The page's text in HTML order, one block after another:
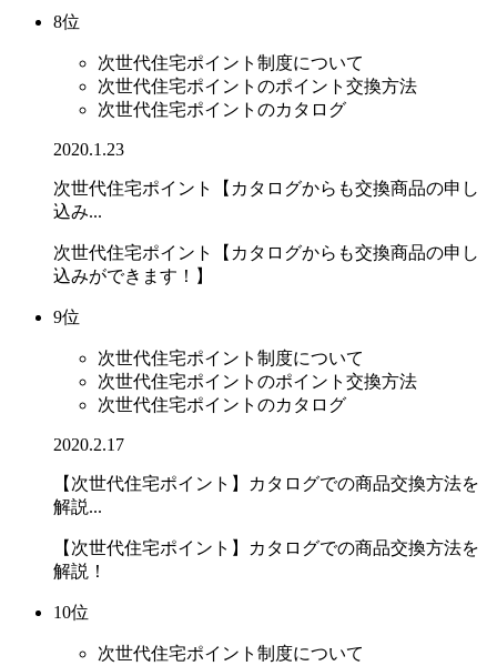
8位
次世代住宅ポイント制度について
次世代住宅ポイントのポイント交換方法
次世代住宅ポイントのカタログ
2020.1.23
次世代住宅ポイント【カタログからも交換商品の申し
込み...
次世代住宅ポイント【カタログからも交換商品の申し
込みができます！】
9位
次世代住宅ポイント制度について
次世代住宅ポイントのポイント交換方法
次世代住宅ポイントのカタログ
2020.2.17
【次世代住宅ポイント】カタログでの商品交換方法を
解説...
【次世代住宅ポイント】カタログでの商品交換方法を
解説！
10位
次世代住宅ポイント制度について